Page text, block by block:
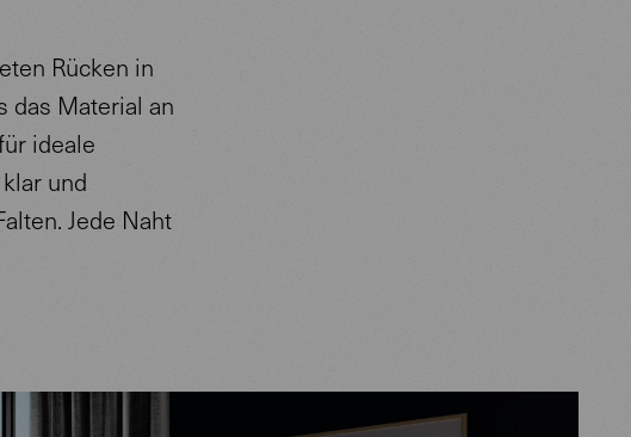
Rücken in
das Material an
ideale
und
Jede Naht